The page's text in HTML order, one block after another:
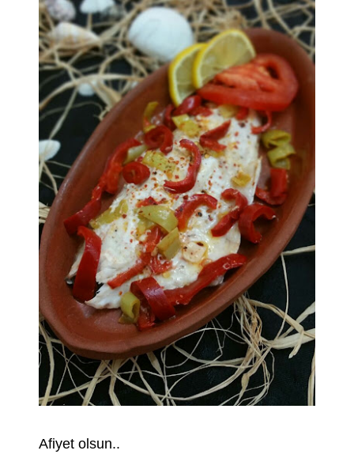
Afiyet olsun..